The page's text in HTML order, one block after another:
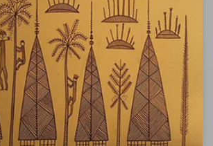
le cadre de la continuité pédagogique Fiche à
la formulation, les images, en fonction
de vos élèves. Préciser dans l’envoi aux
travail est à effectuer en plusieurs étapes, un peu
petit à petit une […]